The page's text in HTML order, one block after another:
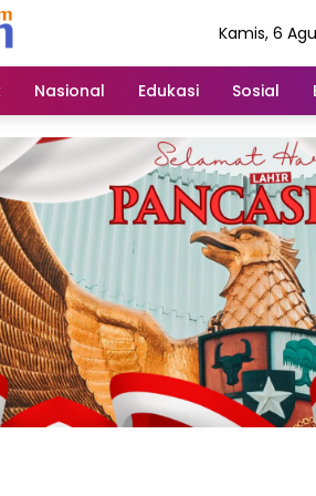
Kamis, 6
Nasional Edukasi Sosial